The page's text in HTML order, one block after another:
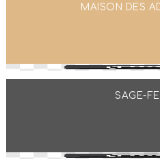
MAISON DES
SAGE-